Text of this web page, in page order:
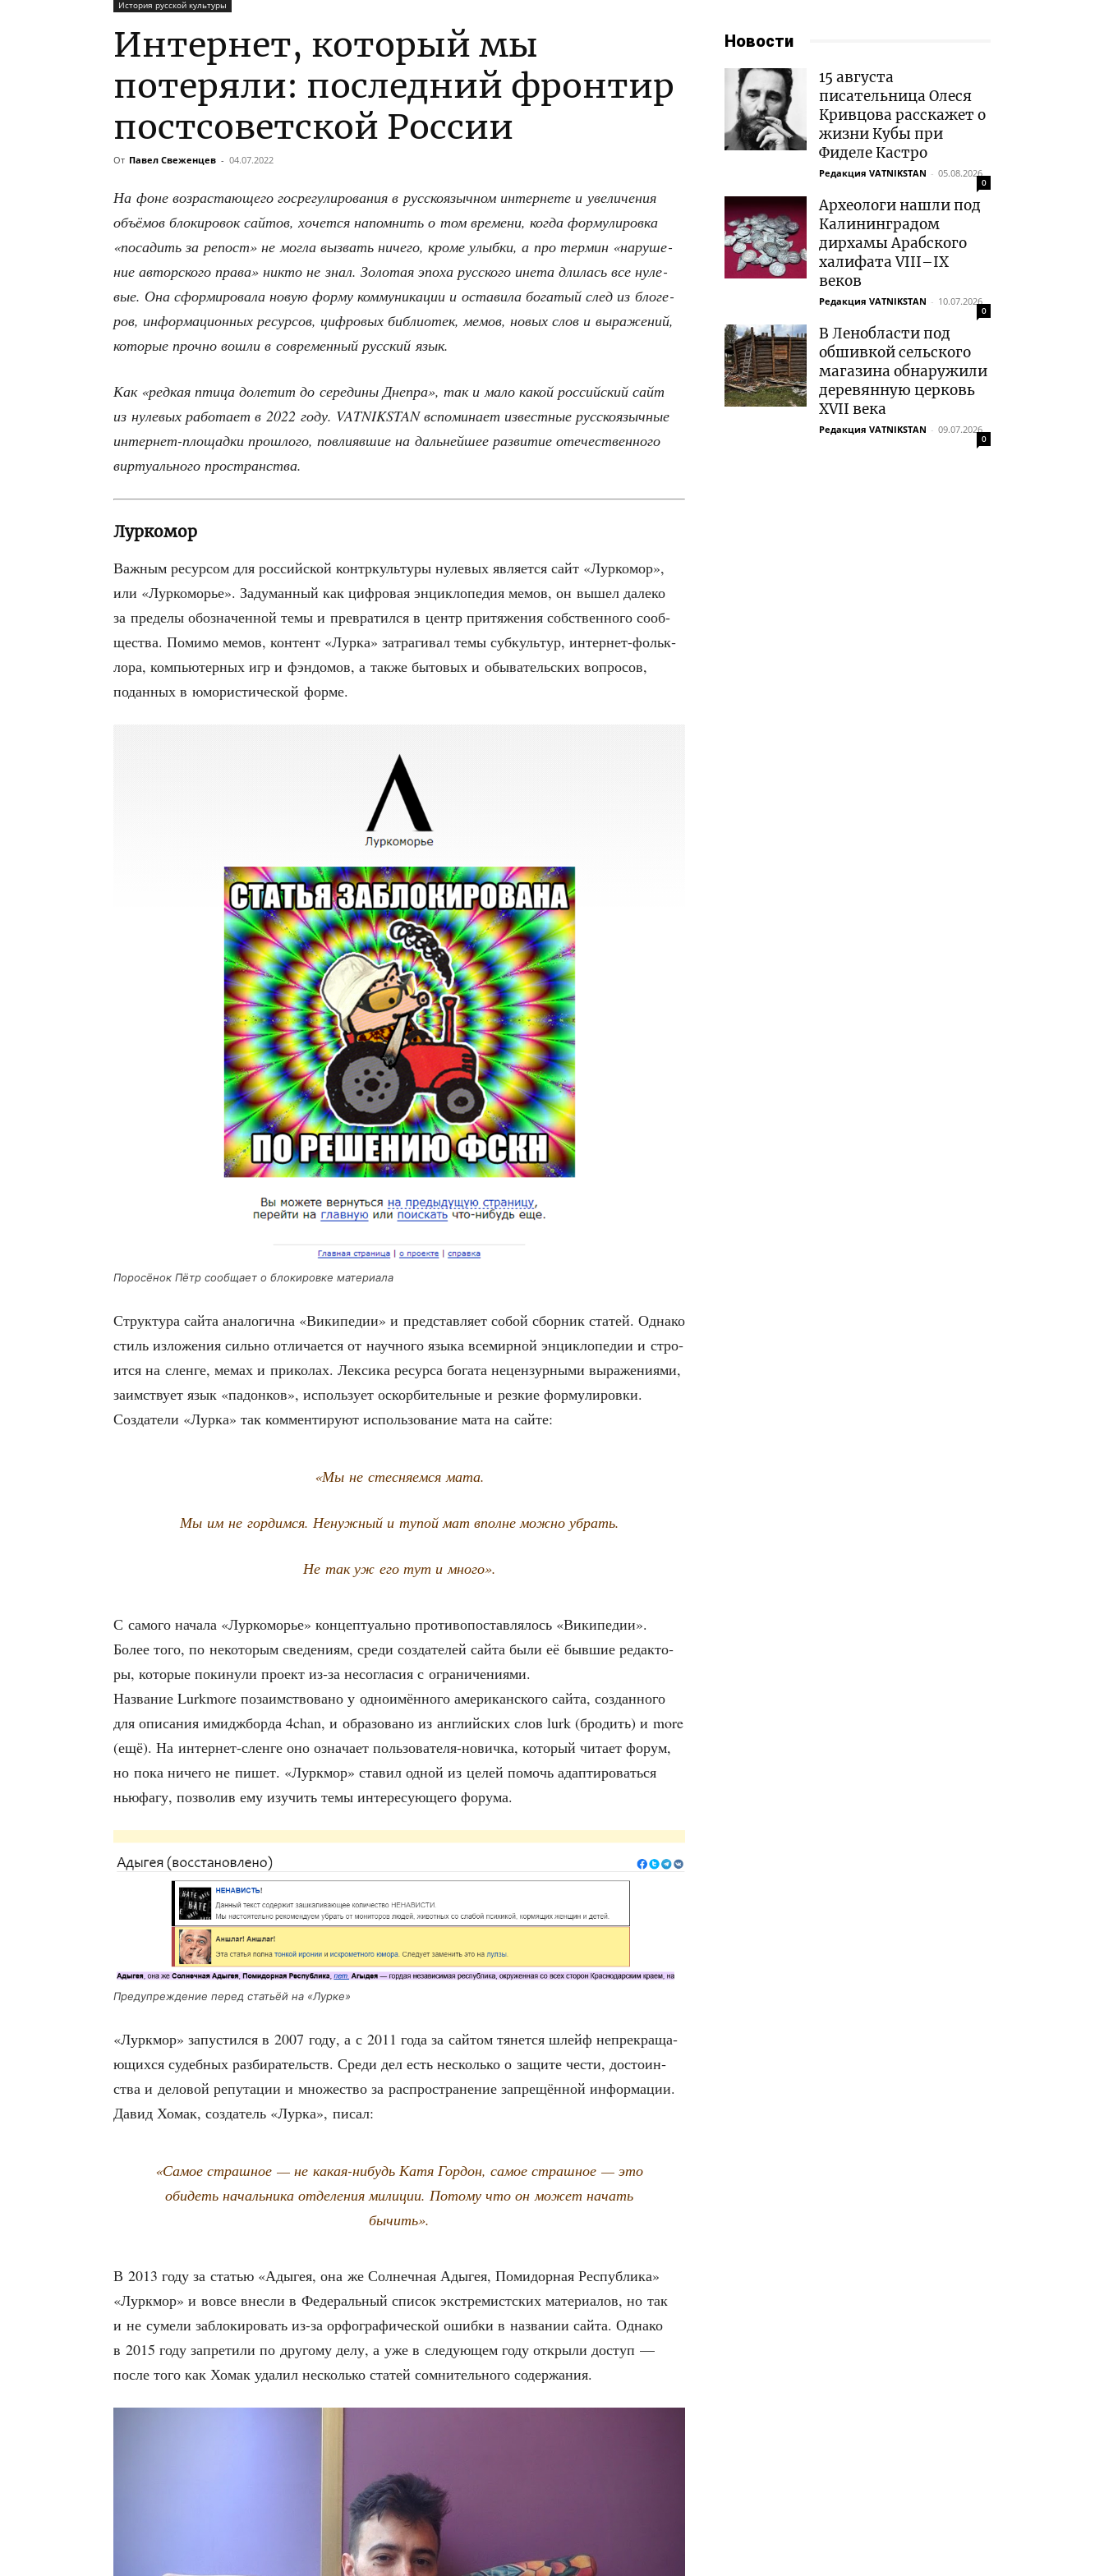
История русской культуры
Интернет, который мы
потеряли: последний фронтир
постсоветской России
От Павел Свеженцев - 04.07.2022
На фоне воз­рас­та­ю­ще­го госре­гу­ли­ро­ва­ния в рус­ско­языч­ном интер­не­те и уве­ли­че­ния
объ­ё­мов бло­ки­ро­вок сай­тов, хочет­ся напом­нить о том вре­ме­ни, когда фор­му­ли­ров­ка
«поса­дить за репост» не мог­ла вызвать ниче­го, кро­ме улыб­ки, а про тер­мин «нару­ше­
ние автор­ско­го пра­ва» никто не знал. Золо­тая эпо­ха рус­ско­го ине­та дли­лась все нуле­
вые. Она сфор­ми­ро­ва­ла новую фор­му ком­му­ни­ка­ции и оста­ви­ла бога­тый след из бло­ге­
ров, инфор­ма­ци­он­ных ресур­сов, циф­ро­вых биб­лио­тек, мемов, новых слов и выра­же­ний,
кото­рые проч­но вошли в совре­мен­ный рус­ский язык.
Как «ред­кая пти­ца доле­тит до сере­ди­ны Дне­пра», так и мало какой рос­сий­ский сайт
из нуле­вых рабо­та­ет в 2022 году. VATNIKSTAN вспо­ми­на­ет извест­ные рус­ско­языч­ные
интер­нет-пло­щад­ки про­шло­го, повли­яв­шие на даль­ней­шее раз­ви­тие оте­че­ствен­но­го
вир­ту­аль­но­го пространства.
Луркомор
Важ­ным ресур­сом для рос­сий­ской кон­тр­куль­ту­ры нуле­вых явля­ет­ся сайт «Лур­ко­мор»,
или «Лур­ко­мо­рье». Заду­ман­ный как циф­ро­вая энцик­ло­пе­дия мемов, он вышел дале­ко
за пре­де­лы обо­зна­чен­ной темы и пре­вра­тил­ся в центр при­тя­же­ния соб­ствен­но­го сооб­
ще­ства. Поми­мо мемов, кон­тент «Лур­ка» затра­ги­вал темы суб­куль­тур, интер­нет-фольк­
ло­ра, ком­пью­тер­ных игр и фэн­до­мов, а так­же быто­вых и обы­ва­тель­ских вопро­сов,
подан­ных в юмо­ри­сти­че­ской форме.
Поро­сё­нок Пётр сооб­ща­ет о бло­ки­ров­ке материала
Струк­ту­ра сай­та ана­ло­гич­на «Вики­пе­дии» и пред­став­ля­ет собой сбор­ник ста­тей. Одна­ко
стиль изло­же­ния силь­но отли­ча­ет­ся от науч­но­го язы­ка все­мир­ной энцик­ло­пе­дии и стро­
ит­ся на слен­ге, мемах и при­ко­лах. Лек­си­ка ресур­са бога­та нецен­зур­ны­ми выра­же­ни­я­ми,
заим­ству­ет язык «падон­ков», исполь­зу­ет оскор­би­тель­ные и рез­кие фор­му­ли­ров­ки.
Созда­те­ли «Лур­ка» так ком­мен­ти­ру­ют исполь­зо­ва­ние мата на сайте:
«Мы не стес­ня­ем­ся мата.
Мы им не гор­дим­ся. Ненуж­ный и тупой мат вполне мож­но убрать.
Не так уж его тут и много».
С само­го нача­ла «Лур­ко­мо­рье» кон­цеп­ту­аль­но про­ти­во­по­став­ля­лось «Вики­пе­дии».
Более того, по неко­то­рым све­де­ни­ям, сре­ди созда­те­лей сай­та были её быв­шие редак­то­
ры, кото­рые поки­ну­ли про­ект из-за несо­гла­сия с ограничениями.
Назва­ние Lurkmore поза­им­ство­ва­но у одно­имён­но­го аме­ри­кан­ско­го сай­та, создан­но­го
для опи­са­ния ими­дж­бор­да 4chan, и обра­зо­ва­но из англий­ских слов lurk (бро­дить) и more
(ещё). На интер­нет-слен­ге оно озна­ча­ет поль­зо­ва­те­ля-нович­ка, кото­рый чита­ет форум,
но пока ниче­го не пишет. «Лурк­мор» ста­вил одной из целей помочь адап­ти­ро­вать­ся
нью­фа­гу, поз­во­лив ему изу­чить темы инте­ре­су­ю­ще­го форума.
Пре­ду­пре­жде­ние перед ста­тьёй на «Лур­ке»
«Лурк­мор» запу­стил­ся в 2007 году, а с 2011 года за сай­том тянет­ся шлейф непре­кра­ща­
ю­щих­ся судеб­ных раз­би­ра­тельств. Сре­ди дел есть несколь­ко о защи­те чести, досто­ин­
ства и дело­вой репу­та­ции и мно­же­ство за рас­про­стра­не­ние запре­щён­ной инфор­ма­ции.
Давид Хомак, созда­тель «Лур­ка», писал:
«Самое страш­ное — не какая-нибудь Катя Гор­дон, самое страш­ное — это
оби­деть началь­ни­ка отде­ле­ния мили­ции. Пото­му что он может начать
бычить».
В 2013 году за ста­тью «Ады­гея, она же Сол­неч­ная Ады­гея, Поми­дор­ная Рес­пуб­ли­ка»
«Лурк­мор» и вовсе внес­ли в Феде­раль­ный спи­сок экс­тре­мист­ских мате­ри­а­лов, но так
и не суме­ли забло­ки­ро­вать из-за орфо­гра­фи­че­ской ошиб­ки в назва­нии сай­та. Одна­ко
в 2015 году запре­ти­ли по дру­го­му делу, а уже в сле­ду­ю­щем году откры­ли доступ —
после того как Хомак уда­лил несколь­ко ста­тей сомни­тель­но­го содержания.
Новости
15 августа
писательница Олеся
Кривцова расскажет о
жизни Кубы при
Фиделе Кастро
Редакция VATNIKSTAN - 05.08.2026
0
Археологи нашли под
Калининградом
дирхамы Арабского
халифата VIII–IX
веков
Редакция VATNIKSTAN - 10.07.2026
0
В Ленобласти под
обшивкой сельского
магазина обнаружили
деревянную церковь
XVII века
Редакция VATNIKSTAN - 09.07.2026
0